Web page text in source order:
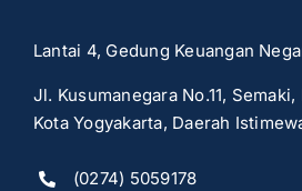
Lantai 4, Gedung Keuangan
Jl. Kusumanegara No.11,
Kota Yogyakarta, Daerah
(0274) 5059178